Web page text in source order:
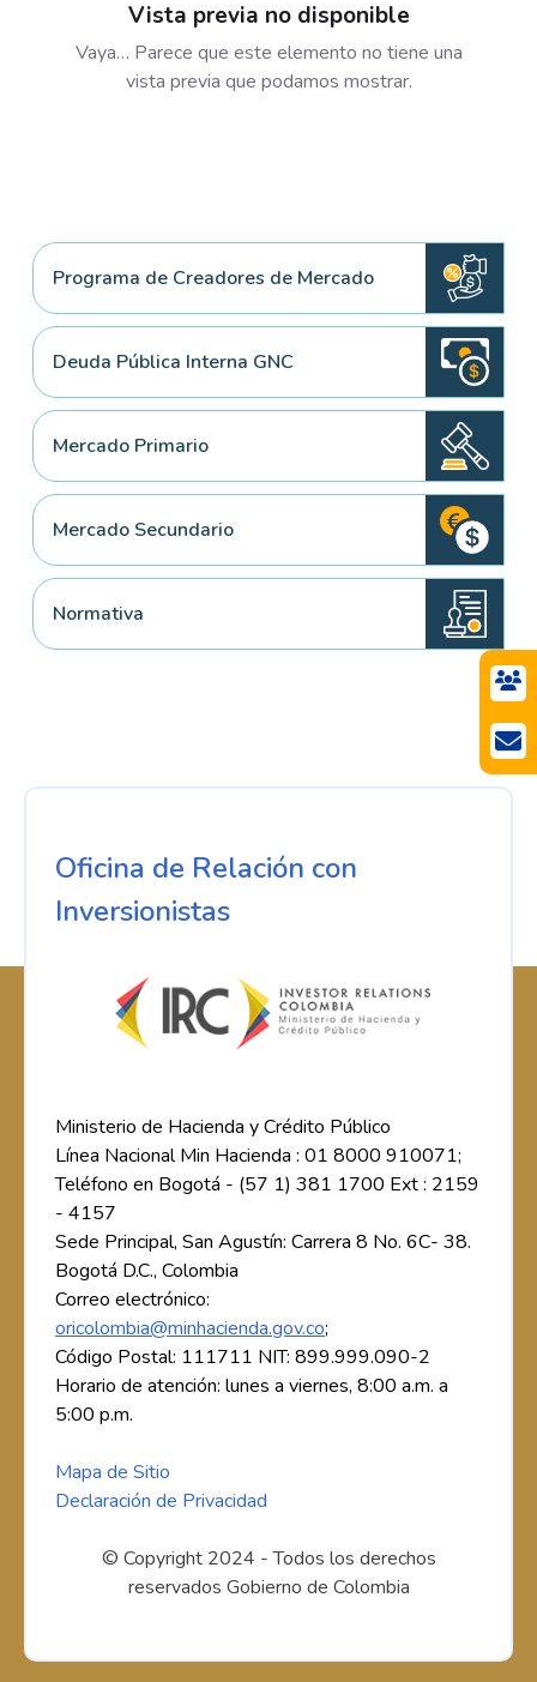
Vista previa no disponible
Vaya… Parece que este elemento no tiene una
vista previa que podamos mostrar.
Programa de Creadores de Mercado
Deuda Pública Interna GNC
Mercado Primario
Mercado Secundario
Normativa
Oficina de Relación con
Inversionistas
Ministerio de Hacienda y Crédito Público
Línea Nacional Min Hacienda : 01 8000 910071;
Teléfono en Bogotá - (57 1) 381 1700 Ext : 2159
- 4157
Sede Principal, San Agustín: Carrera 8 No. 6C- 38.
Bogotá D.C., Colombia
Correo electrónico:
oricolombia@minhacienda.gov.co;
Código Postal: 111711 NIT: 899.999.090-2
Horario de atención: lunes a viernes, 8:00 a.m. a
5:00 p.m.
Mapa de Sitio
Declaración de Privacidad
© Copyright 2024 - Todos los derechos
reservados Gobierno de Colombia